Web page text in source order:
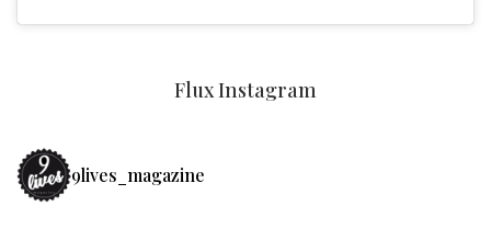
Flux Instagram
9lives_magazine